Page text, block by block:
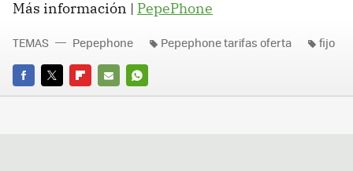
Más información | PepePhone
FACEBOOK
TWITTERFLIPBOARD
E-
WHATSAPP
TEMAS Pepephone Pepephone tarifas oferta fijo